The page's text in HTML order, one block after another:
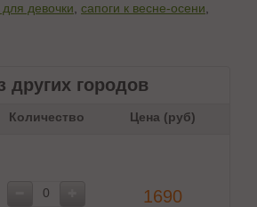
для девочки сапоги к весне-осени
других городов
Количество Цена (руб)
1690